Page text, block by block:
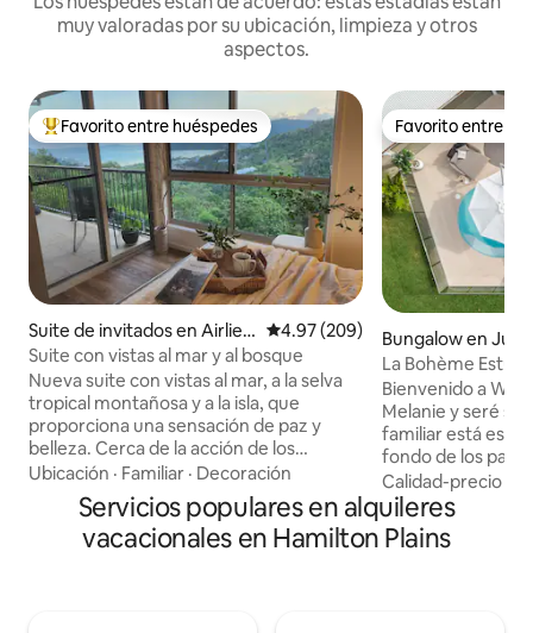
muy valoradas por su ubicación, limpieza y otros
aspectos.
Favorito entre huéspedes preferido
Favorito entre huéspedes
Suite de invitados en Airlie B
each
Calificación promedio: 4.97 de
4.97 (209)
Suite con vistas al mar y al bosque
Nueva suite con vistas al mar, a la selva
tropical montañosa y a la isla, que
proporciona una sensación de paz y
belleza. Cerca de la acción de los
restaurantes y tiendas de Airlie, pero lo
suficientemente apartada como para
ser una experiencia muy relajante.
Entrada propia, balcón, jardín, baño y
Ubicación · Familiar · Decoración
Favorito entre
Favorito entre
Bungalow en
La Bohème
Bienvenido a
Melanie y seré su
familiar está
fondo de los
Whitsundays en
puerta, estás a
de excursión a las
de Coral y la
Calidad-precio
Servicios populares en alquileres
vacacionales en Hamilton Plains